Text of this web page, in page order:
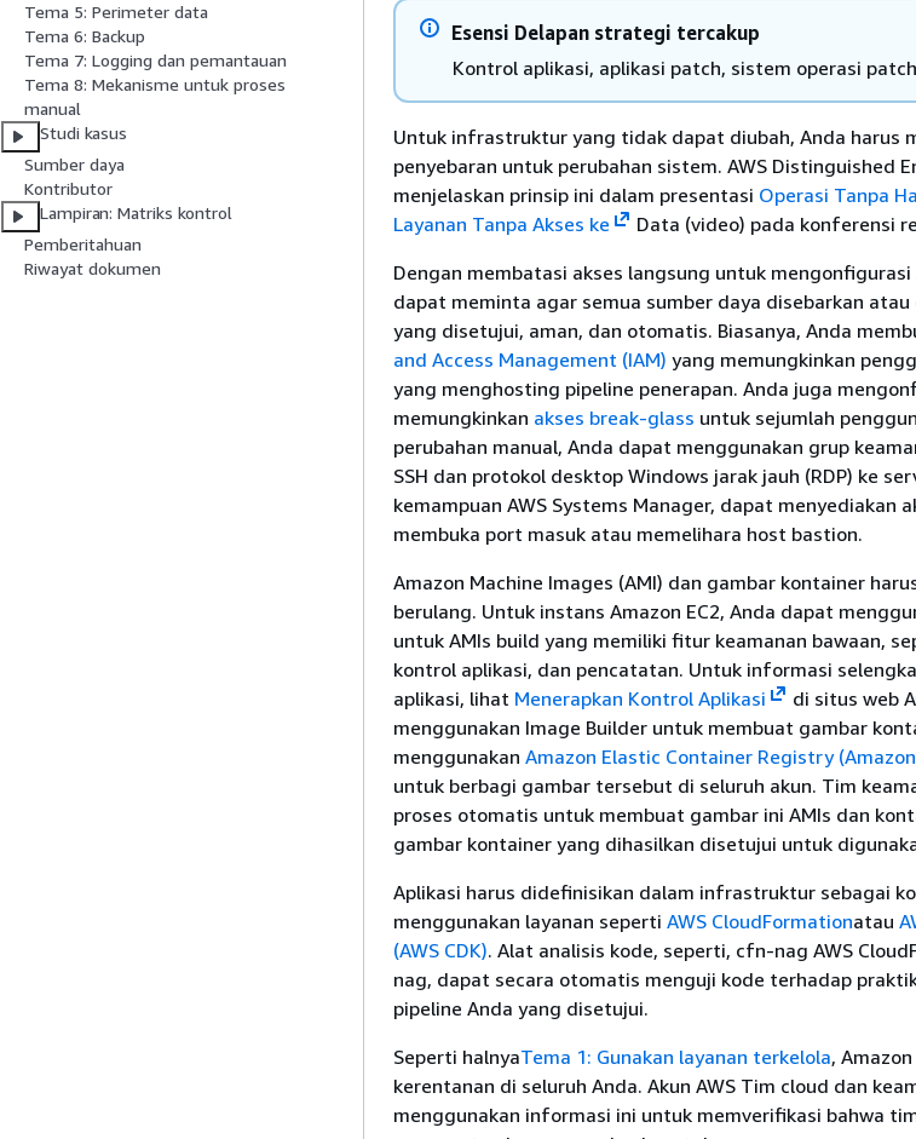
Tema 5: Perimeter data
Tema 6: Backup
Tema 7: Logging dan pemantauan
Tema 8: Mekanisme untuk proses
manual
Studi kasus
Sumber daya
Kontributor
Lampiran: Matriks kontrol
Pemberitahuan
Riwayat dokumen
Esensi Delapan strategi tercakup
Kontrol aplikasi, aplikasi patch, sistem operasi patch
Untuk infrastruktur yang tidak dapat diubah, Anda harus
penyebaran untuk perubahan sistem. AWS Distinguished
menjelaskan prinsip ini dalam presentasi Operasi Tanpa
Layanan Tanpa Akses ke
Data (video) pada konferensi
Dengan membatasi akses langsung untuk mengonfigurasi
dapat meminta agar semua sumber daya disebarkan
yang disetujui, aman, dan otomatis. Biasanya, Anda
and Access Management (IAM) yang memungkinkan
yang menghosting pipeline penerapan. Anda juga
memungkinkan akses break-glass untuk sejumlah
perubahan manual, Anda dapat menggunakan grup
SSH dan protokol desktop Windows jarak jauh (RDP) ke
kemampuan AWS Systems Manager, dapat menyediakan
membuka port masuk atau memelihara host bastion.
Amazon Machine Images (AMI) dan gambar kontainer
berulang. Untuk instans Amazon EC2, Anda dapat
untuk AMIs build yang memiliki fitur keamanan bawaan,
kontrol aplikasi, dan pencatatan. Untuk informasi
aplikasi, lihat Menerapkan Kontrol Aplikasi
di situs web
menggunakan Image Builder untuk membuat gambar
menggunakan Amazon Elastic Container Registry
untuk berbagi gambar tersebut di seluruh akun. Tim
proses otomatis untuk membuat gambar ini AMIs dan
gambar kontainer yang dihasilkan disetujui untuk
Aplikasi harus didefinisikan dalam infrastruktur sebagai
menggunakan layanan seperti AWS CloudFormationatau
(AWS CDK). Alat analisis kode, seperti, cfn-nag AWS
nag, dapat secara otomatis menguji kode terhadap
pipeline Anda yang disetujui.
Seperti halnyaTema 1: Gunakan layanan terkelola,
kerentanan di seluruh Anda. Akun AWS Tim cloud dan
menggunakan informasi ini untuk memverifikasi bahwa